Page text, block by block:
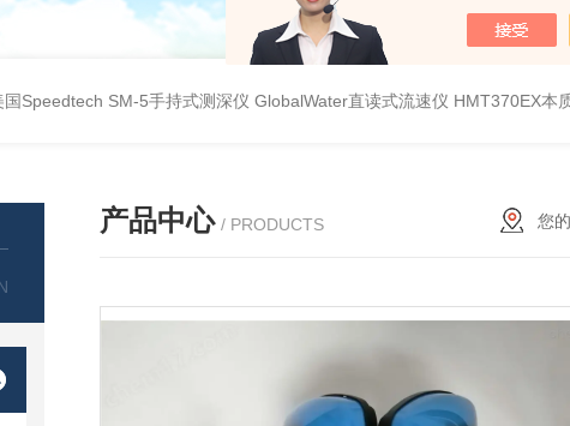
国Speedtech SM-5手持式测深仪 GlobalWater直读式流速仪 HMT370EX本质安全型温湿
产品中心 / PRODUCTS 您